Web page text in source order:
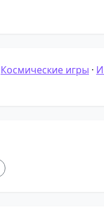
Космические игры ·